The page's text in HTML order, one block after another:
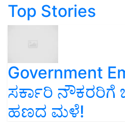
Top Stories
Government
ಸರ್ಕಾರಿ ನೌಕರರಿಗೆ
ಹಣದ ಮಳೆ!